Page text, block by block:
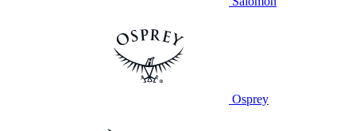
Osprey